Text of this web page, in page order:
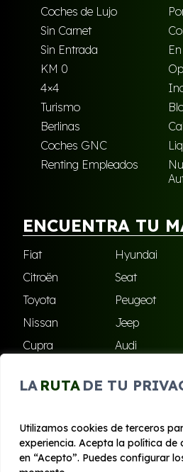
LA RUTA DE TU
Utilizamos cookies de terceros
experiencia. Acepta la política de
en “Acepto”. Puedes configurar
Coches de Lujo
Sin Carnet
Sin Entrada
KM 0
4×4
Turismo
Berlinas
Coches GNC
Renting Empleados
ENCUENTRA TU
Fiat Hyundai
Citroën
Seat
Toyota
Peugeot
Nissan
Jeep
Cupra
Audi
Skoda
Ford
© 2020 - 2026